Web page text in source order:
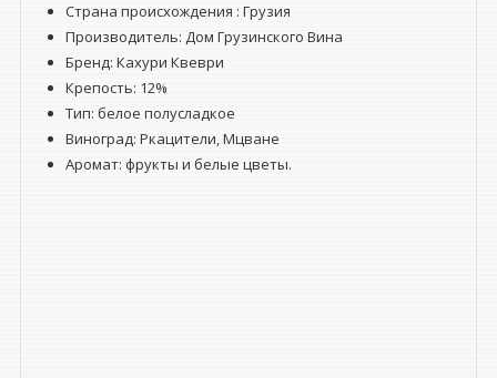
Страна происхождения : Грузия
Производитель: Дом Грузинского Вина
Бренд: Кахури Квеври
Крепость: 12%
Тип: белое полусладкое
Виноград: Ркацители, Мцване
Аромат: фрукты и белые цветы.